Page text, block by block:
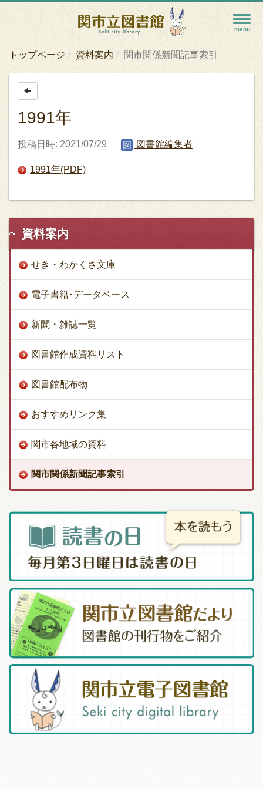
トップページ 資料案内 関市関係新聞記事索引
1991年
投稿日時: 2021/07/29 図書館編集者
1991年(PDF)
資料案内
せき・わかくさ文庫
電子書籍･データベース
新聞・雑誌一覧
図書館作成資料リスト
図書館配布物
おすすめリンク集
関市各地域の資料
関市関係新聞記事索引